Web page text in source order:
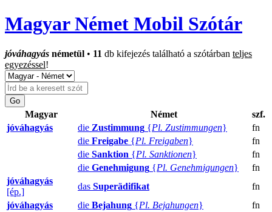
Magyar Német Mobil Szótár
jóváhagyás németül • 11 db kifejezés található a szótárban teljes
egyezéssel!
Magyar Német
szf.
jóváhagyás
die Zustimmung {Pl. Zustimmungen}
fn
die Freigabe {Pl. Freigaben}
fn
die Sanktion {Pl. Sanktionen}
fn
die Genehmigung {Pl. Genehmigungen}
fn
jóváhagyás
[ép.]
das Superädifikat
fn
jóváhagyás
die Bejahung {Pl. Bejahungen}
fn